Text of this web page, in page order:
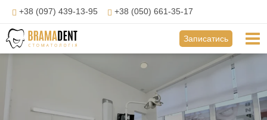
вмісту
+38 (097) 439-13-95 +38 (050) 661-35-17
Записатись